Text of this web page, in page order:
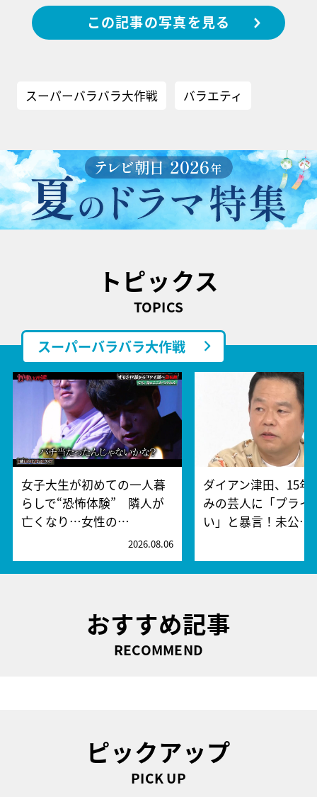
この記事の写真を見る
スーパーバラバラ大作戦 バラエティ
トピックス
TOPICS
スーパーバラバラ大作戦
女子大生が初めての一人暮
らしで“恐怖体験” 隣人が
亡くなり…女性の…
2026.08.06
ダイアン津田、15年
みの芸人に「プライ
い」と暴言！未公…
おすすめ記事
RECOMMEND
ピックアップ
PICK UP